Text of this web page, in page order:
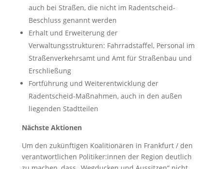
auch bei Straßen, die nicht im Radentscheid-
Beschluss genannt werden
Erhalt und Erweiterung der
Verwaltungsstrukturen: Fahrradstaffel, Personal im
Straßenverkehrsamt und Amt für Straßenbau und
Erschließung
Fortführung und Weiterentwicklung der
Radentscheid-Maßnahmen, auch in den außen
liegenden Stadtteilen
Nächste Aktionen
Um den zukünftigen Koalitionären in Frankfurt / den
verantwortlichen Politiker:innen der Region deutlich